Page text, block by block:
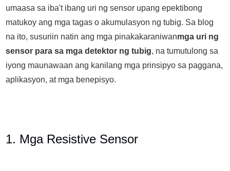
umaasa sa iba't ibang uri ng sensor upang epektibong
matukoy ang mga tagas o akumulasyon ng tubig. Sa blog
na ito, susuriin natin ang mga pinakakaraniwanmga uri ng
sensor para sa mga detektor ng tubig, na tumutulong sa
iyong maunawaan ang kanilang mga prinsipyo sa paggana,
aplikasyon, at mga benepisyo.
1. Mga Resistive Sensor